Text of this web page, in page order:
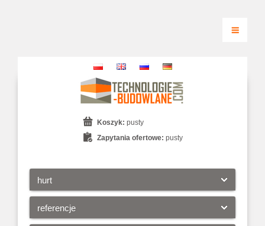
hurt
referencje
Koszyk: pusty
Zapytania ofertowe: pusty